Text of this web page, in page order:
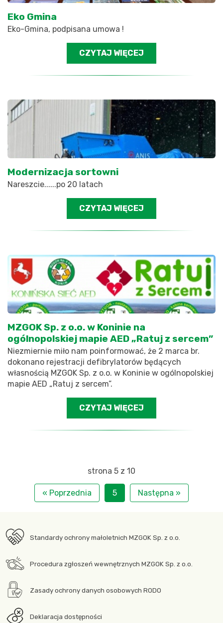
Eko Gmina
Eko-Gmina, podpisana umowa !
CZYTAJ WIĘCEJ
Modernizacja sortowni
Nareszcie......po 20 latach
CZYTAJ WIĘCEJ
MZGOK Sp. z o.o. w Koninie na
ogólnopolskiej mapie AED „Ratuj z sercem”
Niezmiernie miło nam poinformować, że 2 marca br.
dokonano rejestracji defibrylatorów będących
własnością MZGOK Sp. z o.o. w Koninie w ogólnopolskiej
mapie AED „Ratuj z sercem”.
CZYTAJ WIĘCEJ
strona 5 z 10
« Poprzednia 5 Następna »
Standardy ochrony małoletnich MZGOK Sp. z o.o.
Procedura zgłoszeń wewnętrznych MZGOK Sp. z o.o.
Zasady ochrony danych osobowych RODO
Deklaracja dostępności